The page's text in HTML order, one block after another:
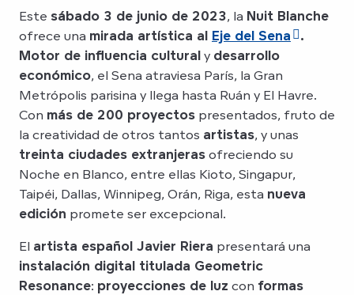
Este sábado 3 de junio de 2023, la Nuit Blanche
ofrece una mirada artística al Eje del Sena
.
Motor de influencia cultural y desarrollo
económico, el Sena atraviesa París, la Gran
Metrópolis parisina y llega hasta Ruán y El Havre.
Con más de 200 proyectos presentados, fruto de
la creatividad de otros tantos artistas, y unas
treinta ciudades extranjeras ofreciendo su
Noche en Blanco, entre ellas Kioto, Singapur,
Taipéi, Dallas, Winnipeg, Orán, Riga, esta nueva
edición promete ser excepcional.
El artista español Javier Riera presentará una
instalación digital titulada Geometric
Resonance: proyecciones de luz con formas